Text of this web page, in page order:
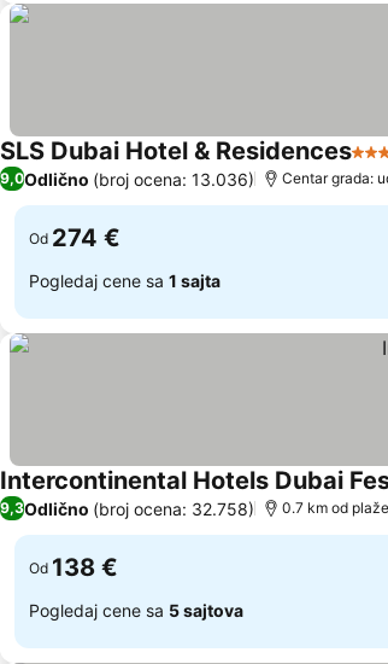
SLS Dubai Hotel & Residences5
9,0Odlično (broj ocena: 13.036) Centar grada:
Od 274 €
Pogledaj cene sa 1 sajta
Intercontinental Hotels Dubai
9,3Odlično (broj ocena: 32.758) 0.7 km od plaže
Od 138 €
Pogledaj cene sa 5 sajtova